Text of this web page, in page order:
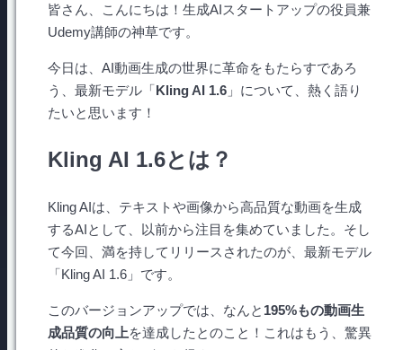
皆さん、こんにちは！生成AIスタートアップの役員兼
Udemy講師の神草です。
今日は、AI動画生成の世界に革命をもたらすであろ
う、最新モデル「Kling AI 1.6 」について、熱く語り
たいと思います！
Kling AI 1.6とは？
Kling AIは、テキストや画像から高品質な動画を生成
するAIとして、以前から注目を集めていました。そし
て今回、満を持してリリースされたのが、最新モデル
「Kling AI 1.6」です。
このバージョンアップでは、なんと 195%もの動画生
成品質の向上を達成したとのこと！これはもう、驚異